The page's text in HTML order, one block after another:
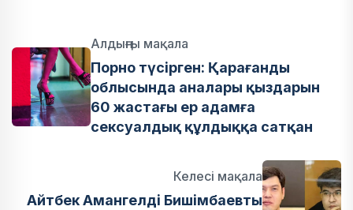
Алдыңғы мақала
Порно түсірген: Қарағанды
облысында аналары қыздарын
60 жастағы ер адамға
сексуалдық құлдыққа сатқан
Келесі мақала
Айтбек Амангелді Бишімбаевты